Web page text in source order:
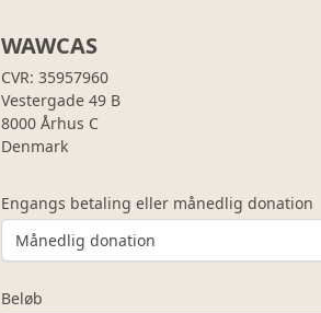
WAWCAS
CVR: 35957960
Vestergade 49 B
8000 Århus C
Denmark
Engangs betaling eller månedlig donation
Beløb